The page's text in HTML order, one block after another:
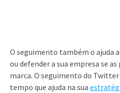
O seguimento também o ajuda
ou defender a sua empresa se
marca. O seguimento do
tempo que ajuda na sua